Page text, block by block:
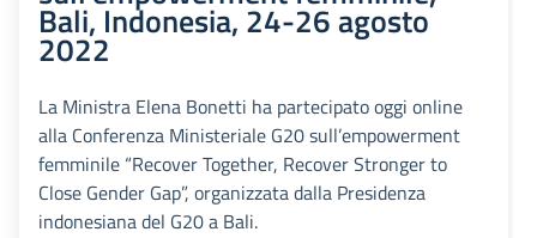
Bali, Indonesia, 24-26 agosto
2022
La Ministra Elena Bonetti ha partecipato oggi online
alla Conferenza Ministeriale G20 sull’empowerment
femminile “Recover Together, Recover Stronger to
Close Gender Gap”, organizzata dalla Presidenza
indonesiana del G20 a Bali.